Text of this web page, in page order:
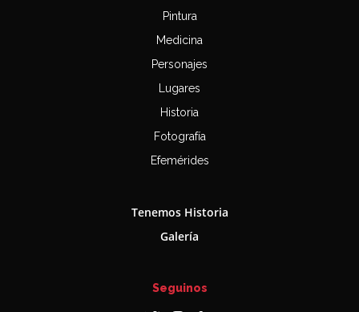
Pintura
Medicina
Personajes
Lugares
Historia
Fotografía
Efemérides
Tenemos Historia
Galería
Seguinos